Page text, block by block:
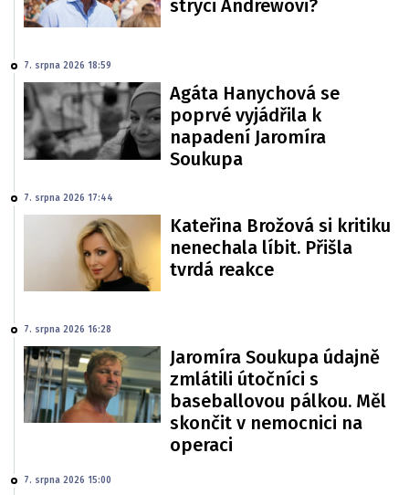
strýci Andrewovi?
7. srpna 2026 18:59
Agáta Hanychová se
poprvé vyjádřila k
napadení Jaromíra
Soukupa
7. srpna 2026 17:44
Kateřina Brožová si kritiku
nenechala líbit. Přišla
tvrdá reakce
7. srpna 2026 16:28
Jaromíra Soukupa údajně
zmlátili útočníci s
baseballovou pálkou. Měl
skončit v nemocnici na
operaci
7. srpna 2026 15:00